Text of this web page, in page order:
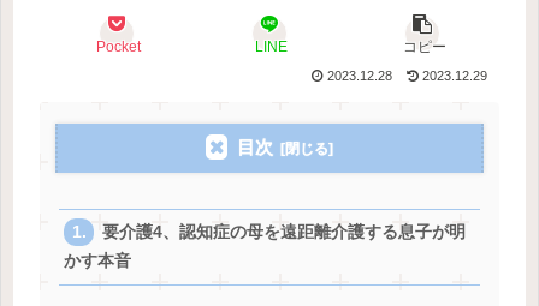
Pocket LINE コピー
2023.12.28 2023.12.29
目次
要介護4、認知症の母を遠距離介護する息子が明
かす本音